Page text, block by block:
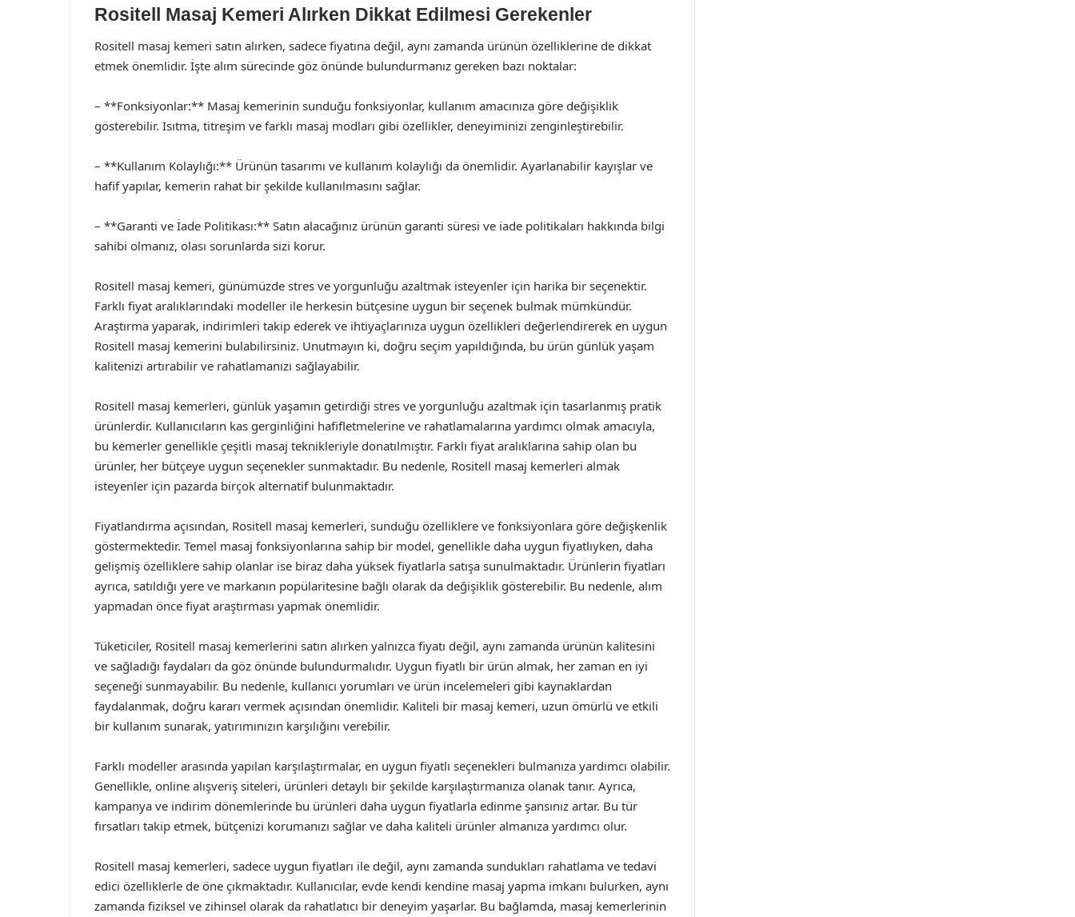
Rositell Masaj Kemeri Alırken Dikkat Edilmesi Gerekenler
Rositell masaj kemeri satın alırken, sadece fiyatına değil, aynı zamanda ürünün özelliklerine de dikkat
etmek önemlidir. İşte alım sürecinde göz önünde bulundurmanız gereken bazı noktalar:
– **Fonksiyonlar:** Masaj kemerinin sunduğu fonksiyonlar, kullanım amacınıza göre değişiklik
gösterebilir. Isıtma, titreşim ve farklı masaj modları gibi özellikler, deneyiminizi zenginleştirebilir.
– **Kullanım Kolaylığı:** Ürünün tasarımı ve kullanım kolaylığı da önemlidir. Ayarlanabilir kayışlar ve
hafif yapılar, kemerin rahat bir şekilde kullanılmasını sağlar.
– **Garanti ve İade Politikası:** Satın alacağınız ürünün garanti süresi ve iade politikaları hakkında bilgi
sahibi olmanız, olası sorunlarda sizi korur.
Rositell masaj kemeri, günümüzde stres ve yorgunluğu azaltmak isteyenler için harika bir seçenektir.
Farklı fiyat aralıklarındaki modeller ile herkesin bütçesine uygun bir seçenek bulmak mümkündür.
Araştırma yaparak, indirimleri takip ederek ve ihtiyaçlarınıza uygun özellikleri değerlendirerek en uygun
Rositell masaj kemerini bulabilirsiniz. Unutmayın ki, doğru seçim yapıldığında, bu ürün günlük yaşam
kalitenizi artırabilir ve rahatlamanızı sağlayabilir.
Rositell masaj kemerleri, günlük yaşamın getirdiği stres ve yorgunluğu azaltmak için tasarlanmış pratik
ürünlerdir. Kullanıcıların kas gerginliğini hafifletmelerine ve rahatlamalarına yardımcı olmak amacıyla,
bu kemerler genellikle çeşitli masaj teknikleriyle donatılmıştır. Farklı fiyat aralıklarına sahip olan bu
ürünler, her bütçeye uygun seçenekler sunmaktadır. Bu nedenle, Rositell masaj kemerleri almak
isteyenler için pazarda birçok alternatif bulunmaktadır.
Fiyatlandırma açısından, Rositell masaj kemerleri, sunduğu özelliklere ve fonksiyonlara göre değişkenlik
göstermektedir. Temel masaj fonksiyonlarına sahip bir model, genellikle daha uygun fiyatlıyken, daha
gelişmiş özelliklere sahip olanlar ise biraz daha yüksek fiyatlarla satışa sunulmaktadır. Ürünlerin fiyatları
ayrıca, satıldığı yere ve markanın popülaritesine bağlı olarak da değişiklik gösterebilir. Bu nedenle, alım
yapmadan önce fiyat araştırması yapmak önemlidir.
Tüketiciler, Rositell masaj kemerlerini satın alırken yalnızca fiyatı değil, aynı zamanda ürünün kalitesini
ve sağladığı faydaları da göz önünde bulundurmalıdır. Uygun fiyatlı bir ürün almak, her zaman en iyi
seçeneği sunmayabilir. Bu nedenle, kullanıcı yorumları ve ürün incelemeleri gibi kaynaklardan
faydalanmak, doğru kararı vermek açısından önemlidir. Kaliteli bir masaj kemeri, uzun ömürlü ve etkili
bir kullanım sunarak, yatırımınızın karşılığını verebilir.
Farklı modeller arasında yapılan karşılaştırmalar, en uygun fiyatlı seçenekleri bulmanıza yardımcı olabilir.
Genellikle, online alışveriş siteleri, ürünleri detaylı bir şekilde karşılaştırmanıza olanak tanır. Ayrıca,
kampanya ve indirim dönemlerinde bu ürünleri daha uygun fiyatlarla edinme şansınız artar. Bu tür
fırsatları takip etmek, bütçenizi korumanızı sağlar ve daha kaliteli ürünler almanıza yardımcı olur.
Rositell masaj kemerleri, sadece uygun fiyatları ile değil, aynı zamanda sundukları rahatlama ve tedavi
edici özelliklerle de öne çıkmaktadır. Kullanıcılar, evde kendi kendine masaj yapma imkanı bulurken, aynı
zamanda fiziksel ve zihinsel olarak da rahatlatıcı bir deneyim yaşarlar. Bu bağlamda, masaj kemerlerinin